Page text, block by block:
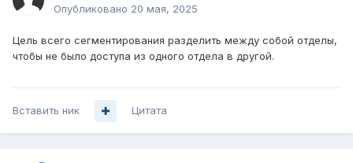
Опубликовано 20 мая, 2025
Цель всего сегментирования разделить между собой отделы,
чтобы не было доступа из одного отдела в другой.
Вставить ник Цитата